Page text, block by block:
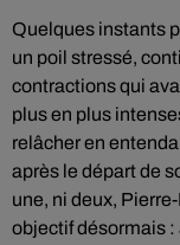
Quelques instants
un poil stressé,
contractions qui
plus en plus
relâcher en
après le départ de
une, ni deux,
objectif désormais :